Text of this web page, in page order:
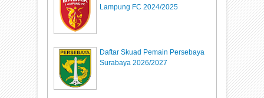
Lampung FC 2024/2025
Daftar Skuad Pemain Persebaya
Surabaya 2026/2027